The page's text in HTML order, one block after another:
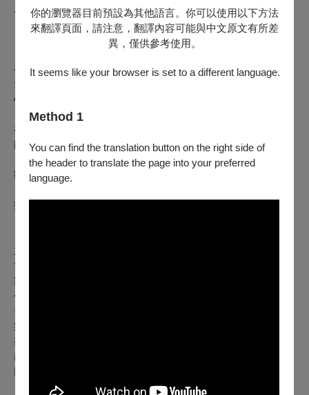
你的瀏覽器目前預設為其他語言。你可以使用以下方法
來翻譯頁面，請注意，翻譯內容可能與中文原文有所差
異，僅供參考使用。
It seems like your browser is set to a different language.
Method 1
You can find the translation button on the right side of
the header to translate the page into your preferred
language.
人」的期望裡，小紫以為這樣就可以快樂，可惜沒有。
「你，知道自己是誰嗎。」
在成長後都隱藏在失去之處；而過去曾經經歷情感的低谷、迷
失了自我，由死而生，經歷了大自然的力量陪伴，重新走回內
心探問自我，看見自己、接住自己、重生自己的寶貴過程。
在從心出發愛自己，重新整理與愛自己，並學會使用生命潛
能，學會享受生命，創造著生命生活的種種新可能性。
歡迎來到現場，一起踏上「找自己」的旅程
找自己讀劇音樂會2.0，與你一起接住自己。
主辦單位｜賣夢工作室有限公司
協辦單位｜財團法人新北市陳明雄賣夢教育基金會
製作人暨原創編劇｜陳玉蓮
作詞暨作曲
音樂總監｜陳彥伯
製作統籌｜郭耀仁
導演｜林伯龍
改編｜馬尼
歌唱指導｜張世珮